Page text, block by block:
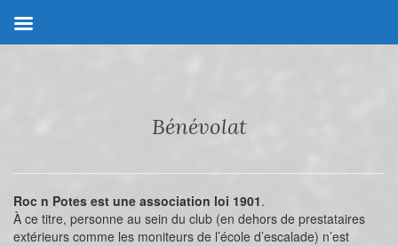
Bénévolat
Roc n Potes est une association loi 1901.
À ce titre, personne au sein du club (en dehors de prestataires
extérieurs comme les moniteurs de l’école d’escalade) n’est